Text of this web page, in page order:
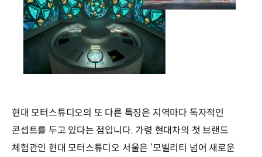
현대 모터스튜디오의 또 다른 특징은 지역마다 독자적인
콘셉트를 두고 있다는 점입니다. 가령 현대차의 첫 브랜드
체험관인 현대 모터스튜디오 서울은 ‘모빌리티 넘어 새로운